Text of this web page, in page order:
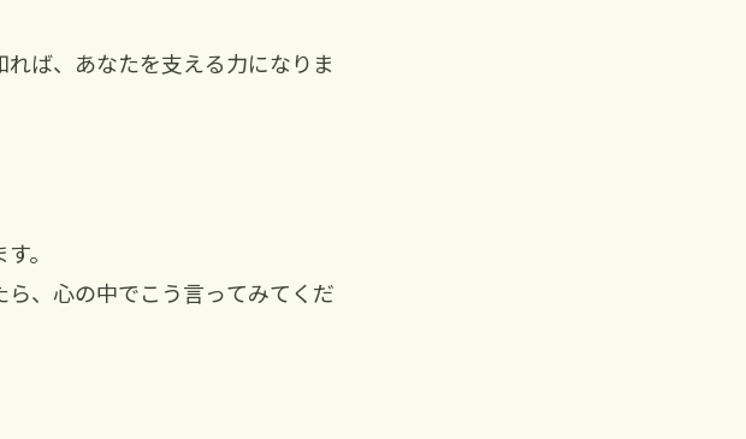
ば、あなたを支える力になりま
。
、心の中でこう言ってみてくだ